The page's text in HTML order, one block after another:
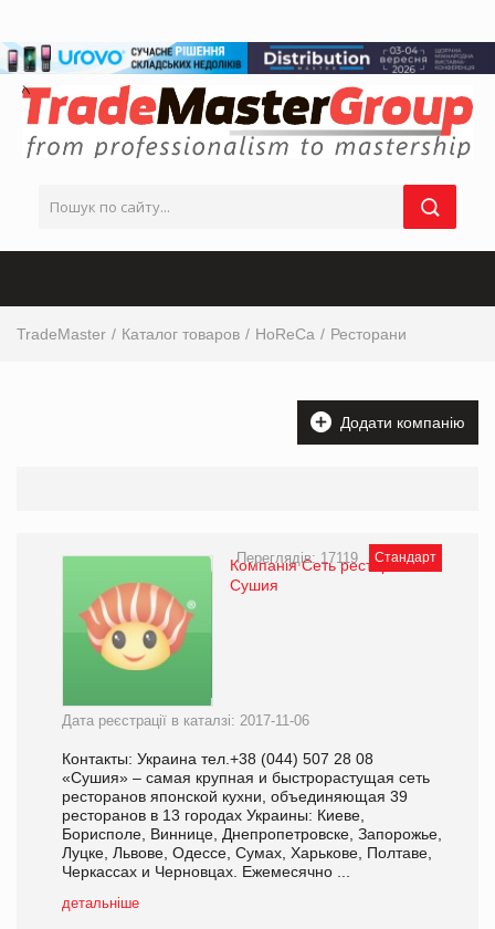
TradeMaster Каталог товаров HoReCa Ресторани
Додати компанію
Переглядів: 17119 Стандарт
Компанія Сеть ресторанов
Сушия
Дата реєстрації в каталзі: 2017-11-06
Контакты: Украина тел.+38 (044) 507 28 08
«Сушия» – самая крупная и быстрорастущая сеть
ресторанов японской кухни, объединяющая 39
ресторанов в 13 городах Украины: Киеве,
Борисполе, Виннице, Днепропетровске, Запорожье,
Луцке, Львове, Одессе, Сумах, Харькове, Полтаве,
Черкассах и Черновцах. Ежемесячно ...
детальніше